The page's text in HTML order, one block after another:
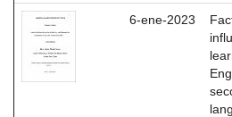
6-ene-2023